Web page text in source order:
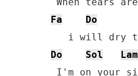
Fa
Do
Do
Sol Lam